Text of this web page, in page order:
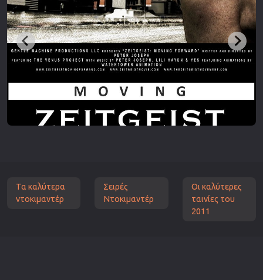
Τα καλύτερα
ντοκιμαντέρ
Σειρές
Ντοκιμαντέρ
Οι καλύτερες
ταινίες του
2011